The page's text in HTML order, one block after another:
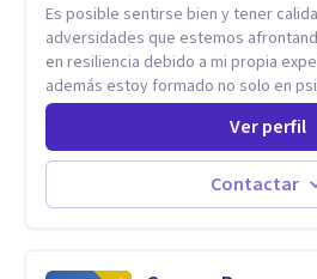
Es posible sentirse bien y tener
adversidades que estemos
en resiliencia debido a mi propia
además estoy formado no solo en
coaching y técnicas de alto impacto
ansiedad y terapia de parejas. Sé
el acompañamiento adecuado todo
cambios en menos de 5 sesiones. Mi
me ha demostrado que no importan
Ver perfil
Contactar